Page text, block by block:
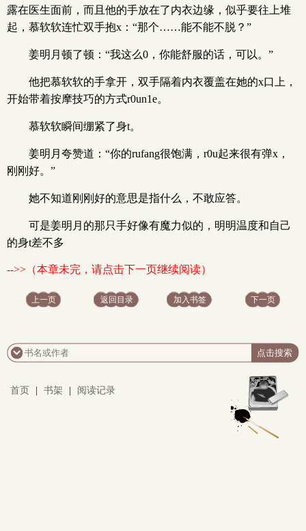
露在医生面前，而且他的手放在了内衣边缘，似乎要往上堆
起，慕软软连忙双手抱x：“那个……能不能不脱？”
姜明月顿了顿：“我这么0，你能舒服的话，可以。”
他把慕软软的手拿开，双手隔着内衣覆盖在她的x口上，
开始带着按摩技巧的方式r0un1e。
慕软软瞬间绷紧了身t。
姜明月夸赞道：“你的rufang很饱满，r0u起来很有弹x，
刚刚好。”
她不知道刚刚好的意思是指什么，不敢应答。
可是姜明月的那只手好像有魔力似的，明明温度和自己
的身t差不多
-->>（本章未完，请点击下一页继续阅读）
上一页 返回目录 加入书签 下一页
首页 书架 阅读记录